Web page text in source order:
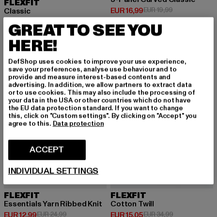
FLEXFIT
Classic
EUR 10,97
Huidige prijs: EUR 10,97
EUR 16,99
Huidige prijs: EUR 16,99
EUR 19,99Actieprijs: EUR
-48%
FLEXFIT
Essentials Yarn Ribbed Knit
Huidige prijs: EUR 12,99
EUR 24,99Actieprijs: EUR 24,99
-57%
FLEXFIT
Cotton Twill
Huidige prijs: EUR 15,05
EUR 34,99Actieprijs:
GREAT TO SEE YOU
HERE!
DefShop uses cookies to improve your use experience,
save your preferences, analyse use behaviour and to
provide and measure interest-based contents and
advertising. In addition, we allow partners to extract data
or to use cookies. This may also include the processing of
your data in the USA or other countries which do not have
the EU data protection standard. If you want to change
this, click on "Custom settings". By clicking on "Accept" you
agree to this. Data protection
ACCEPT
INDIVIDUAL SETTINGS